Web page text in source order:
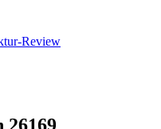
Review
26169